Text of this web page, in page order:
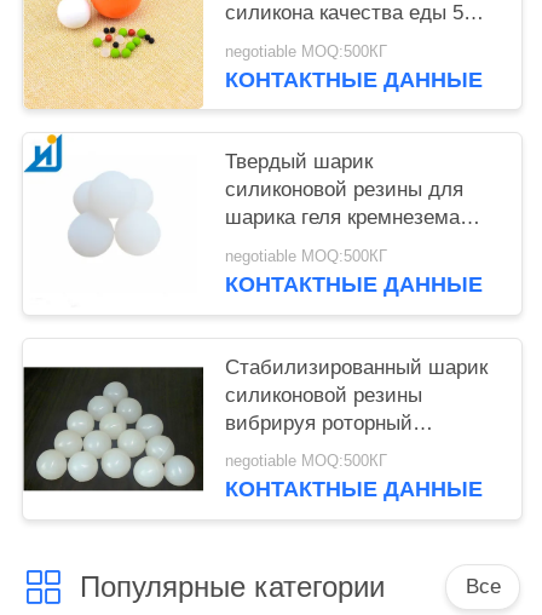
силикона качества еды 5ММ
небольшой
negotiable MOQ:500КГ
КОНТАКТНЫЕ ДАННЫЕ
Твердый шарик
силиконовой резины для
шарика геля кремнезема
35мм шариков НР ПУ
противовибрационного щита
negotiable MOQ:500КГ
КОНТАКТНЫЕ ДАННЫЕ
Стабилизированный шарик
силиконовой резины
вибрируя роторный
разделитель 28мм
просевателя зерна 30мм
negotiable MOQ:500КГ
КОНТАКТНЫЕ ДАННЫЕ
Популярные категории Все